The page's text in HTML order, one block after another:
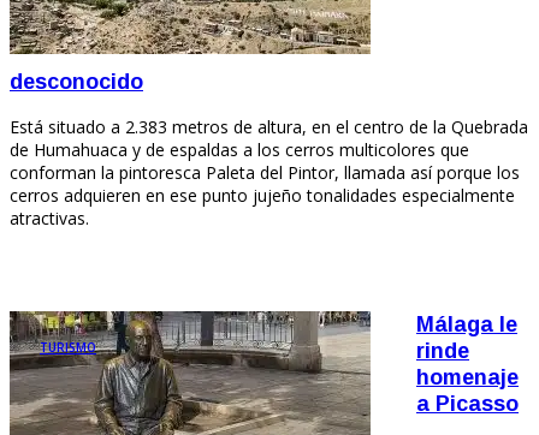
desconocido
Está situado a 2.383 metros de altura, en el centro de la Quebrada
de Humahuaca y de espaldas a los cerros multicolores que
conforman la pintoresca Paleta del Pintor, llamada así porque los
cerros adquieren en ese punto jujeño tonalidades especialmente
atractivas.
TURISMO
Málaga le
rinde
homenaje
a Picasso